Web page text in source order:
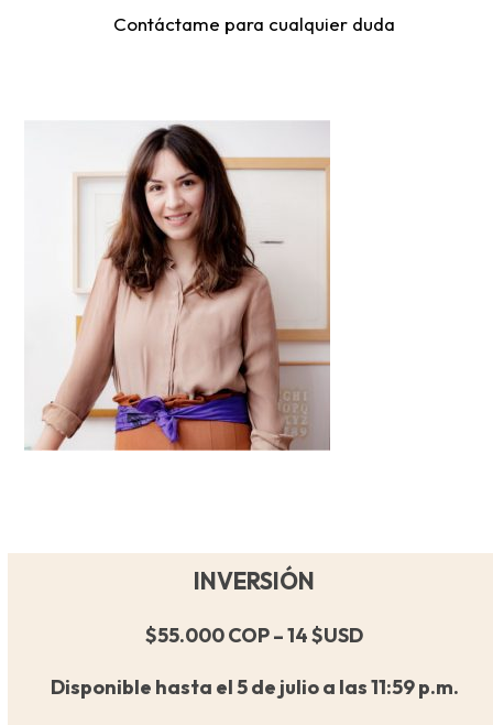
Contáctame para cualquier duda
INVERSIÓN
$55.000 COP – 14 $USD
Disponible hasta el 5 de julio a las 11:59 p.m.